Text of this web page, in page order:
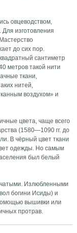
овцеводством,
Для изготовления
до сих пор.
сантиметр
метров такой нити
ткани,
нитей,
воздухом» и
цвета, чаще всего
(1580—1090 гг. до
В чёрный цвет ткани
одежды. Но самым
был белый
Излюбленными
богини Исиды) и
вышивки или
протрав.